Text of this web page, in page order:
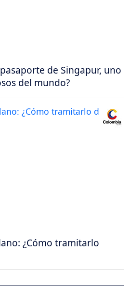
de Singapur, uno
del mundo?
¿Cómo tramitarlo